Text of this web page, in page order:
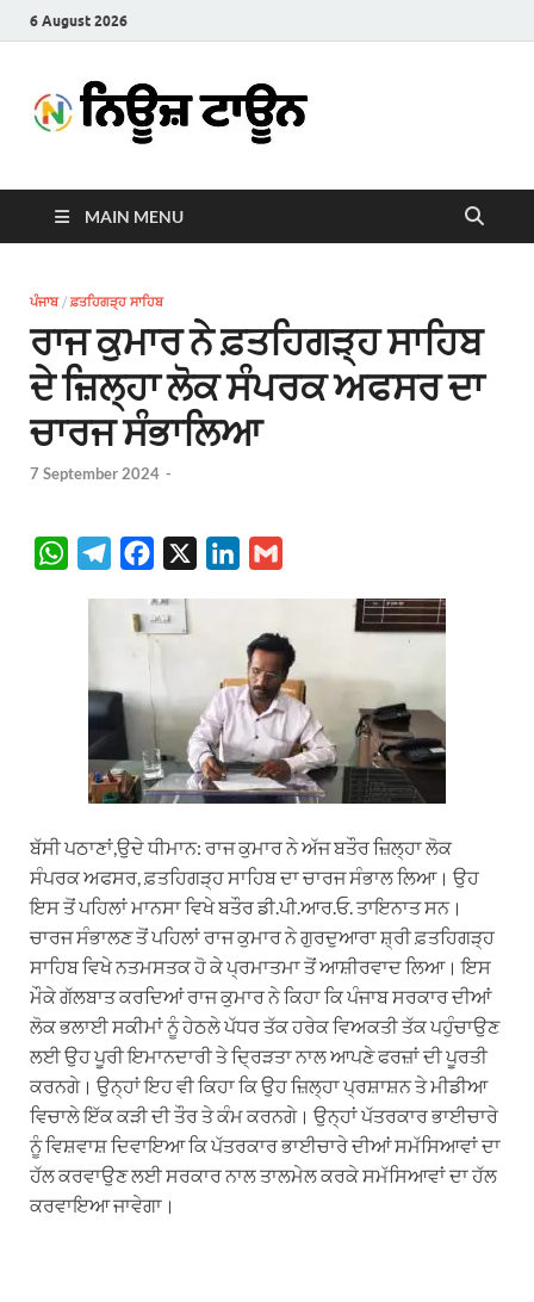
6 August 2026
Town
MAIN MENU
ਪੰਜਾਬ/ ਫ਼ਤਹਿਗੜ੍ਹ ਸਾਹਿਬ
ਰਾਜ ਕੁਮਾਰ ਨੇ ਫ਼ਤਹਿਗੜ੍ਹ ਸਾਹਿਬ
ਦੇ ਜ਼ਿਲ੍ਹਾ ਲੋਕ ਸੰਪਰਕ ਅਫਸਰ ਦਾ
ਚਾਰਜ ਸੰਭਾਲਿਆ
7 September 2024 -
W
g
m
c
o
o
k
k
e
d
I
n
i
l
ਬੱਸੀ ਪਠਾਣਾਂ,ਉਦੇ ਧੀਮਾਨ: ਰਾਜ ਕੁਮਾਰ ਨੇ ਅੱਜ ਬਤੌਰ ਜ਼ਿਲ੍ਹਾ ਲੋਕ
ਸੰਪਰਕ ਅਫਸਰ, ਫ਼ਤਹਿਗੜ੍ਹ ਸਾਹਿਬ ਦਾ ਚਾਰਜ ਸੰਭਾਲ ਲਿਆ। ਉਹ
ਇਸ ਤੋਂ ਪਹਿਲਾਂ ਮਾਨਸਾ ਵਿਖੇ ਬਤੌਰ ਡੀ.ਪੀ.ਆਰ.ਓ. ਤਾਇਨਾਤ ਸਨ।
ਚਾਰਜ ਸੰਭਾਲਣ ਤੋਂ ਪਹਿਲਾਂ ਰਾਜ ਕੁਮਾਰ ਨੇ ਗੁਰਦੁਆਰਾ ਸ਼੍ਰੀ ਫ਼ਤਹਿਗੜ੍ਹ
ਸਾਹਿਬ ਵਿਖੇ ਨਤਮਸਤਕ ਹੋ ਕੇ ਪ੍ਰਮਾਤਮਾ ਤੋਂ ਆਸ਼ੀਰਵਾਦ ਲਿਆ। ਇਸ
ਮੌਕੇ ਗੱਲਬਾਤ ਕਰਦਿਆਂ ਰਾਜ ਕੁਮਾਰ ਨੇ ਕਿਹਾ ਕਿ ਪੰਜਾਬ ਸਰਕਾਰ ਦੀਆਂ
ਲੋਕ ਭਲਾਈ ਸਕੀਮਾਂ ਨੂੰ ਹੇਠਲੇ ਪੱਧਰ ਤੱਕ ਹਰੇਕ ਵਿਅਕਤੀ ਤੱਕ ਪਹੁੰਚਾਉਣ
ਲਈ ਉਹ ਪੂਰੀ ਇਮਾਨਦਾਰੀ ਤੇ ਦ੍ਰਿੜਤਾ ਨਾਲ ਆਪਣੇ ਫਰਜ਼ਾਂ ਦੀ ਪੂਰਤੀ
ਕਰਨਗੇ। ਉਨ੍ਹਾਂ ਇਹ ਵੀ ਕਿਹਾ ਕਿ ਉਹ ਜ਼ਿਲ੍ਹਾ ਪ੍ਰਸ਼ਾਸ਼ਨ ਤੇ ਮੀਡੀਆ
ਵਿਚਾਲੇ ਇੱਕ ਕੜੀ ਦੀ ਤੌਰ ਤੇ ਕੰਮ ਕਰਨਗੇ। ਉਨ੍ਹਾਂ ਪੱਤਰਕਾਰ ਭਾਈਚਾਰੇ
ਨੂੰ ਵਿਸ਼ਵਾਸ਼ ਦਿਵਾਇਆ ਕਿ ਪੱਤਰਕਾਰ ਭਾਈਚਾਰੇ ਦੀਆਂ ਸਮੱਸਿਆਵਾਂ ਦਾ
ਹੱਲ ਕਰਵਾਉਣ ਲਈ ਸਰਕਾਰ ਨਾਲ ਤਾਲਮੇਲ ਕਰਕੇ ਸਮੱਸਿਆਵਾਂ ਦਾ ਹੱਲ
ਕਰਵਾਇਆ ਜਾਵੇਗਾ।